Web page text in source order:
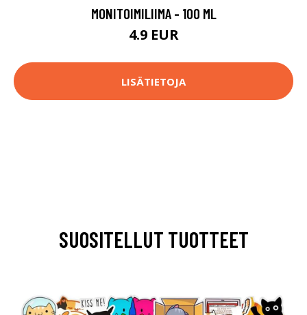
MONITOIMILIIMA - 100 ML
4.9 EUR
LISÄTIETOJA
SUOSITELLUT TUOTTEET